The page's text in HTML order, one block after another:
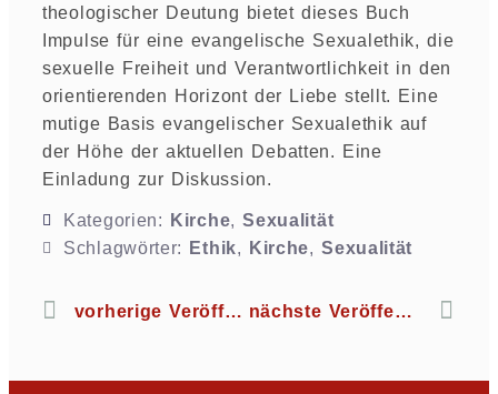
theologischer Deutung bietet dieses Buch
Impulse für eine evangelische Sexualethik, die
sexuelle Freiheit und Verantwortlichkeit in den
orientierenden Horizont der Liebe stellt. Eine
mutige Basis evangelischer Sexualethik auf
der Höhe der aktuellen Debatten. Eine
Einladung zur Diskussion.
Kategorien: Kirche,Sexualität
Schlagwörter:
Ethik, Kirche,Sexualität
vorherige Veröffentlichung nächste Veröffentlichung